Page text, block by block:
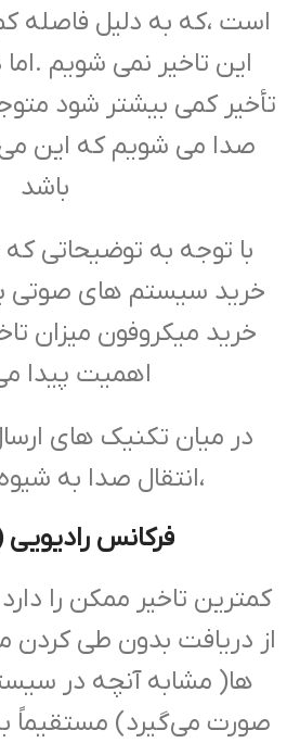
است ،که به دلیل فاصله
این تاخیر نمی شویم
تأخیر کمی بیشتر شود
صدا می شویم که این می
باشد
با توجه به توضیحاتی
خرید سیستم های صوتی
خرید میکروفون میزان
اهمیت پیدا
در میان تکنیک های
،انتقال صدا به
فرکانس رادیویی
کمترین تاخیر ممکن را
از دریافت بدون طی کردن
ها( مشابه آنچه در
صورت می‌گیرد) مستقیماً